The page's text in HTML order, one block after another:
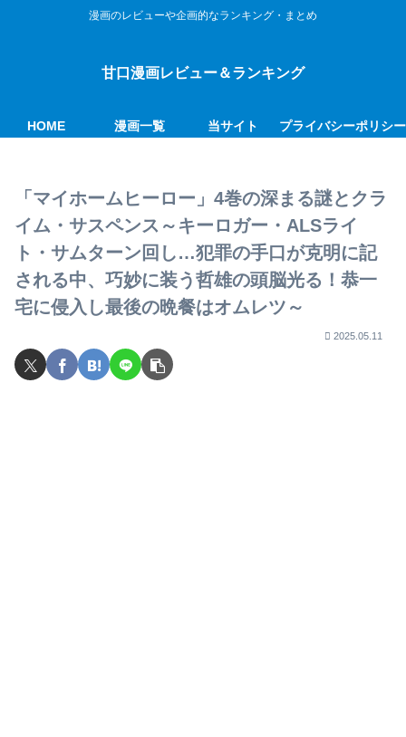
漫画のレビューや企画的なランキング・まとめ
甘口漫画レビュー＆ランキング
HOME 漫画一覧 当サイト プライバシーポリシー
「マイホームヒーロー」4巻の深まる謎とクラ
イム・サスペンス～キーロガー・ALSライ
ト・サムターン回し…犯罪の手口が克明に記
される中、巧妙に装う哲雄の頭脳光る！恭一
宅に侵入し最後の晩餐はオムレツ～
2025.05.11